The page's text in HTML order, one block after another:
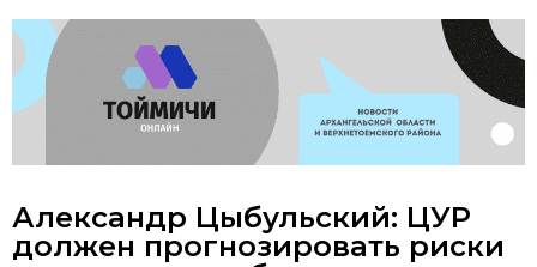
Александр Цыбульский: ЦУР
должен прогнозировать риски